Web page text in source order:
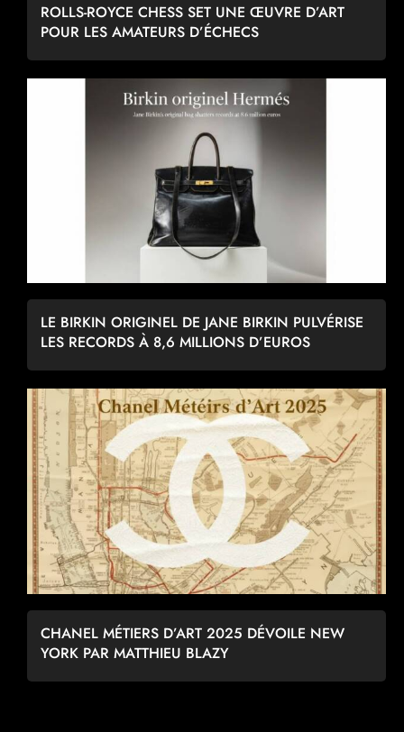
ROLLS-ROYCE CHESS SET UNE ŒUVRE D’ART
POUR LES AMATEURS D’ÉCHECS
LE BIRKIN ORIGINEL DE JANE BIRKIN PULVÉRISE
LES RECORDS À 8,6 MILLIONS D’EUROS
CHANEL MÉTIERS D’ART 2025 DÉVOILE NEW
YORK PAR MATTHIEU BLAZY